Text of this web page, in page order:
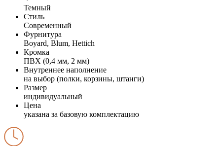
Темный
Стиль
Современный
Фурнитура
Boyard, Blum, Hettich
Кромка
ПВХ (0,4 мм, 2 мм)
Внутреннее наполнение
на выбор (полки, корзины, штанги)
Размер
индивидуальный
Цена
указана за базовую комплектацию